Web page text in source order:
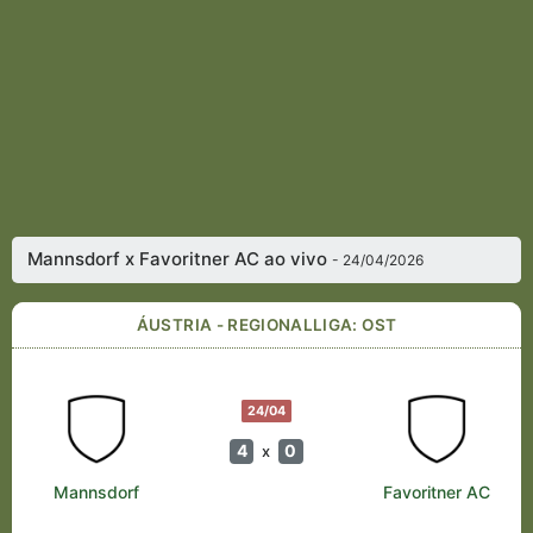
Mannsdorf x Favoritner AC ao vivo- 24/04/2026
ÁUSTRIA - REGIONALLIGA: OST
24/04
4 x 0
Mannsdorf Favoritner AC